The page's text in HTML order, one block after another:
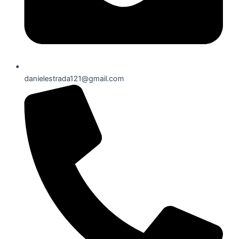
danielestrada121@gmail.com